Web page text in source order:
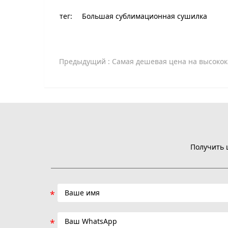
тег: Большая сублимационная сушилка
Предыдущий : Самая дешевая цена на высококачественную морозильную сушилку
Получить